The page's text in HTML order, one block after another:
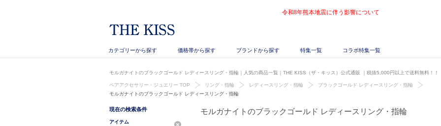
令和8年熊本地震に伴う影響について
カテゴリーから探す 価格帯から探す ブランドから探す 特集一覧 コラボ特集一覧
モルガナイトのブラックゴールド レディースリング・指輪｜人気の商品一覧｜THE KISS（ザ・キッス）公式通販 ｜税抜5,000円以上で送料無料！！
ペアアクセサリー・ジュエリー TOP リング・指輪 レディースリング・指輪
ブラックゴールド レディースリング・指輪
モルガナイトのブラックゴールド レディースリング・指輪
モルガナイトのブラックゴールド レディースリング・指輪
現在の検索条件
アイテム